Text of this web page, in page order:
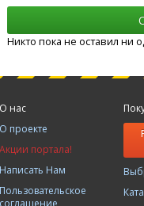
Никто пока не оставил ни
О нас
О проекте
Акции портала!
Написать Нам
Пользовательское
соглашение